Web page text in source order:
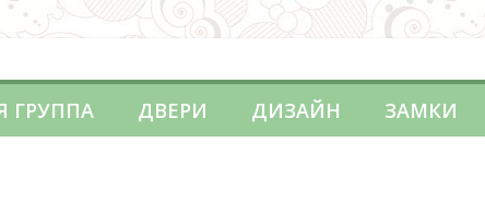
платит, ставки налога, примеры расчета и использование
измерения гидростатического и порового давления
ГРУППА ДВЕРИ ДИЗАЙН ЗАМКИ